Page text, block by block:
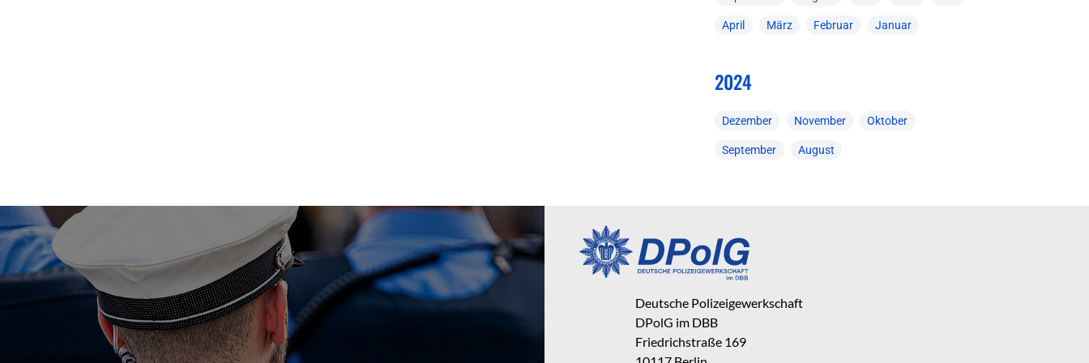
April März Februar Januar
2024
Dezember November Oktober
September August
Deutsche Polizeigewerkschaft
DPolG im DBB
Friedrichstraße 169